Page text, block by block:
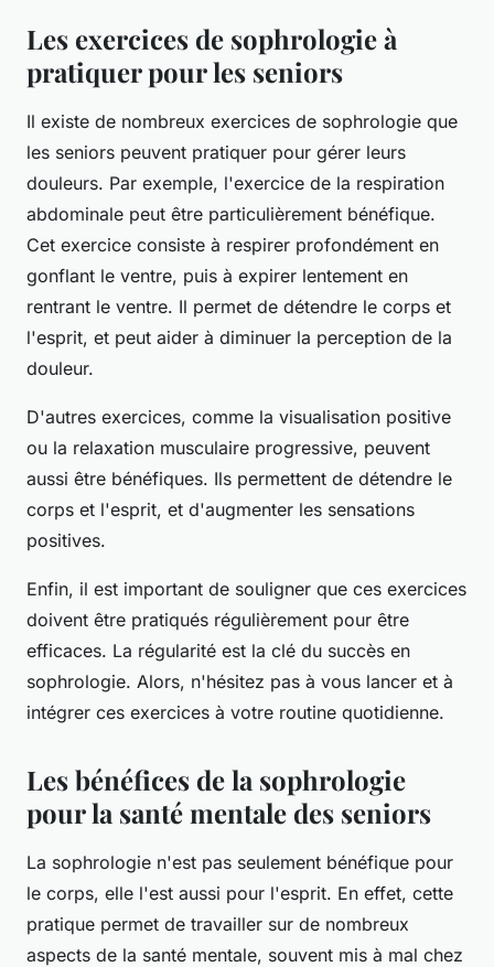
Les exercices de sophrologie à
pratiquer pour les seniors
Il existe de nombreux exercices de sophrologie que
les seniors peuvent pratiquer pour gérer leurs
douleurs. Par exemple, l'exercice de la respiration
abdominale peut être particulièrement bénéfique.
Cet exercice consiste à respirer profondément en
gonflant le ventre, puis à expirer lentement en
rentrant le ventre. Il permet de détendre le corps et
l'esprit, et peut aider à diminuer la perception de la
douleur.
D'autres exercices, comme la visualisation positive
ou la relaxation musculaire progressive, peuvent
aussi être bénéfiques. Ils permettent de détendre le
corps et l'esprit, et d'augmenter les sensations
positives.
Enfin, il est important de souligner que ces exercices
doivent être pratiqués régulièrement pour être
efficaces. La régularité est la clé du succès en
sophrologie. Alors, n'hésitez pas à vous lancer et à
intégrer ces exercices à votre routine quotidienne.
Les bénéfices de la sophrologie
pour la santé mentale des seniors
La sophrologie n'est pas seulement bénéfique pour
le corps, elle l'est aussi pour l'esprit. En effet, cette
pratique permet de travailler sur de nombreux
aspects de la santé mentale, souvent mis à mal chez